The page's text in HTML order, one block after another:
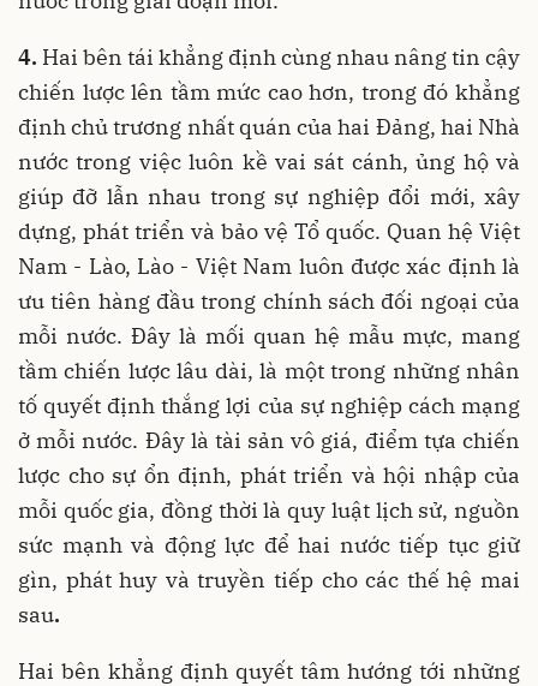
4. Hai bên tái khẳng định cùng nhau nâng tin cậy
chiến lược lên tầm mức cao hơn, trong đó khẳng
định chủ trương nhất quán của hai Đảng, hai Nhà
nước trong việc luôn kề vai sát cánh, ủng hộ và
giúp đỡ lẫn nhau trong sự nghiệp đổi mới, xây
dựng, phát triển và bảo vệ Tổ quốc. Quan hệ Việt
Nam - Lào, Lào - Việt Nam luôn được xác định là
ưu tiên hàng đầu trong chính sách đối ngoại của
mỗi nước. Đây là mối quan hệ mẫu mực, mang
tầm chiến lược lâu dài, là một trong những nhân
tố quyết định thắng lợi của sự nghiệp cách mạng
ở mỗi nước. Đây là tài sản vô giá, điểm tựa chiến
lược cho sự ổn định, phát triển và hội nhập của
mỗi quốc gia, đồng thời là quy luật lịch sử, nguồn
sức mạnh và động lực để hai nước tiếp tục giữ
gìn, phát huy và truyền tiếp cho các thế hệ mai
sau.
Hai bên khẳng định quyết tâm hướng tới những